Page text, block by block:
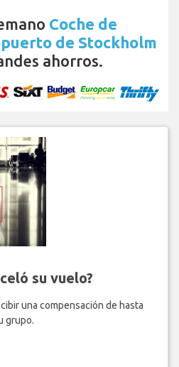
Coche de
de Stockholm
ahorros.
su vuelo?
una compensación de hasta
grupo.